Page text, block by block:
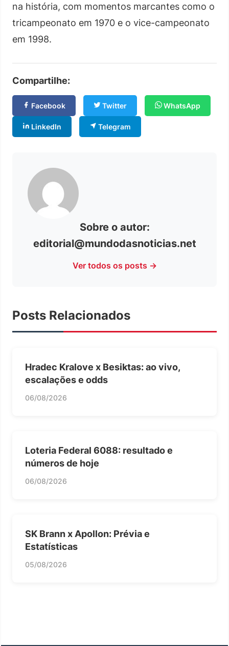
na história, com momentos marcantes como o
tricampeonato em 1970 e o vice-campeonato
em 1998.
Compartilhe:
Facebook Twitter WhatsApp
LinkedIn Telegram
Sobre o autor:
editorial@mundodasnoticias.net
Ver todos os posts →
Posts Relacionados
Hradec Kralove x Besiktas: ao vivo,
escalações e odds
06/08/2026
Loteria Federal 6088: resultado e
números de hoje
06/08/2026
SK Brann x Apollon: Prévia e
Estatísticas
05/08/2026